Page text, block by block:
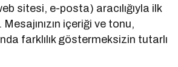
sitesi, e-posta) aracılığıyla ilk
Mesajınızın içeriği ve tonu,
farklılık göstermeksizin tutarlı